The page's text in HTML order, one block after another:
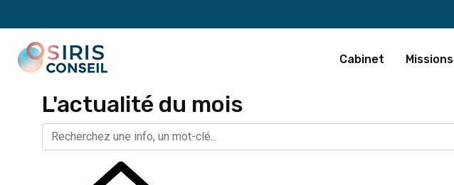
Cabinet Missions
L'actualité du mois